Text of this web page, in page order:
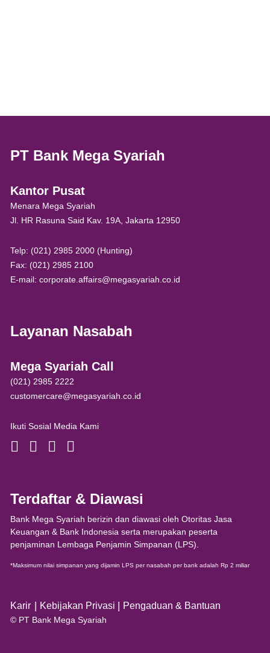
PT Bank Mega Syariah
Kantor Pusat
Menara Mega Syariah
Jl. HR Rasuna Said Kav. 19A, Jakarta 12950
Telp: (021) 2985 2000 (Hunting)
Fax: (021) 2985 2100
E-mail: corporate.affairs@megasyariah.co.id
Layanan Nasabah
Mega Syariah Call
(021) 2985 2222
customercare@megasyariah.co.id
Ikuti Sosial Media Kami
Terdaftar & Diawasi
Bank Mega Syariah berizin dan diawasi oleh Otoritas Jasa
Keuangan & Bank Indonesia serta merupakan peserta
penjaminan Lembaga Penjamin Simpanan (LPS).
*Maksimum nilai simpanan yang dijamin LPS per nasabah per bank adalah Rp 2 miliar
Karir Kebijakan Privasi Pengaduan & Bantuan
© PT Bank Mega Syariah